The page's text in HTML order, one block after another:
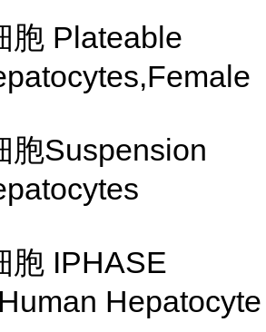
胞 Plateable
胞Suspension
胞 IPHASE
Hepatocyte